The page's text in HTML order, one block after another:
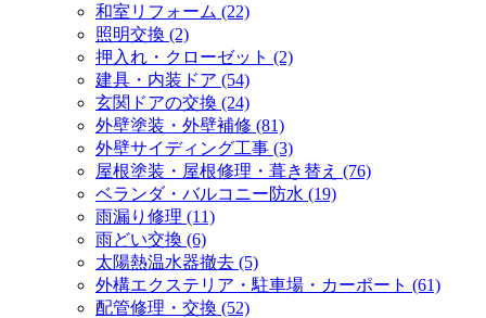
和室リフォーム (22)
照明交換 (2)
押入れ・クローゼット (2)
建具・内装ドア (54)
玄関ドアの交換 (24)
外壁塗装・外壁補修 (81)
外壁サイディング工事 (3)
屋根塗装・屋根修理・葺き替え (76)
ベランダ・バルコニー防水 (19)
雨漏り修理 (11)
雨どい交換 (6)
太陽熱温水器撤去 (5)
外構エクステリア・駐車場・カーポート (61)
配管修理・交換 (52)